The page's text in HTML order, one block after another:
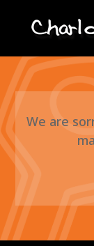
We are